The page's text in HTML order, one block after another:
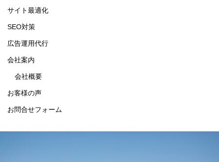
サイト最適化
SEO対策
広告運用代行
会社案内
会社概要
お客様の声
お問合せフォーム